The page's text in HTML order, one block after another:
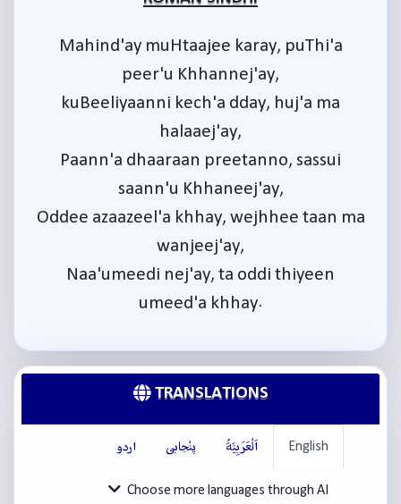
Mahind'ay muHtaajee karay, puThi'a
peer'u Khhannej'ay,
kuBeeliyaanni kech'a dday, huj'a ma
halaaej'ay,
Paann'a dhaaraan preetanno, sassui
saann'u Khhaneej'ay,
Oddee azaazeel'a khhay, wejhhee taan ma
wanjeej'ay,
Naa'umeedi nej'ay, ta oddi thiyeen
umeed'a khhay.
TRANSLATIONS
English اَلْعَرَبِيَّةُ پنْجابی اردو
Choose more languages through AI